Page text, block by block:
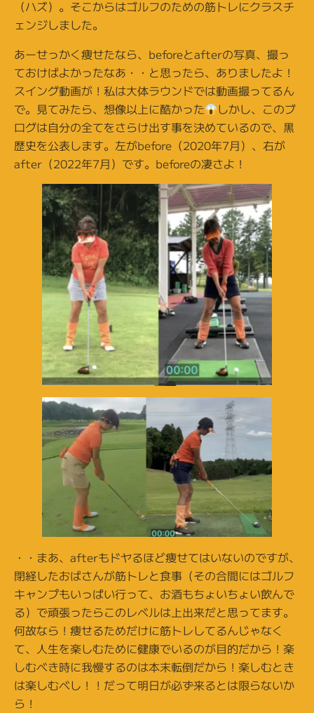
（ハズ）。そこからはゴルフのための筋トレにクラスチ
ェンジしました。
あーせっかく痩せたなら、beforeとafterの写真、撮っ
ておけばよかったなあ・・と思ったら、ありましたよ！
スイング動画が！私は大体ラウンドでは動画撮ってるん
で。見てみたら、想像以上に酷かった
しかし、このブ
ログは自分の全てをさらけ出す事を決めているので、黒
歴史を公表します。左がbefore（2020年7月）、右が
after（2022年7月）です。beforeの凄さよ！
・・まあ、afterもドヤるほど痩せてはいないのですが、
閉経したおばさんが筋トレと食事（その合間にはゴルフ
キャンプもいっぱい行って、お酒もちょいちょい飲んで
る）で頑張ったらこのレベルは上出来だと思ってます。
何故なら！痩せるためだけに筋トレしてるんじゃなく
て、人生を楽しむために健康でいるのが目的だから！楽
しむべき時に我慢するのは本末転倒だから！楽しむとき
は楽しむべし！！だって明日が必ず来るとは限らないか
ら！